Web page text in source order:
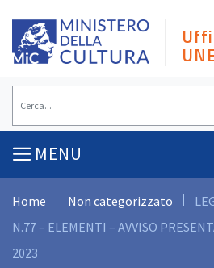
content
MENU
Home Non categorizzato
N.77 – ELEMENTI – AVVISO
2023